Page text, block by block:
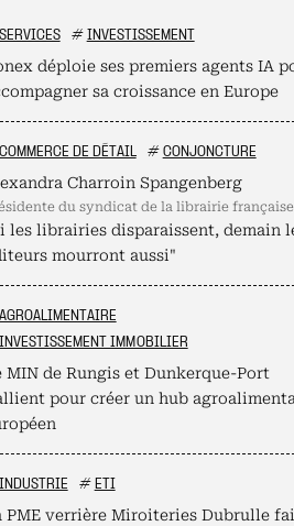
SERVICES # INVESTISSEMENT
déploie ses premiers agents IA
sa croissance en Europe
COMMERCE DE DÉTAIL # CONJONCTURE
Charroin Spangenberg
du syndicat de la librairie française
les librairies disparaissent, demain
mourront aussi"
AGROALIMENTAIRE
INVESTISSEMENT IMMOBILIER
MIN de Rungis et Dunkerque-Port
pour créer un hub
INDUSTRIE # ETI
PME verrière Miroiteries Dubrulle